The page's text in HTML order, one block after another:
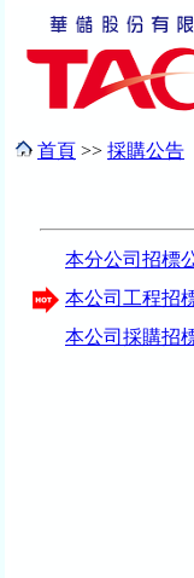
首頁 >> 採購公告
本分公司招標
本公司工程招
本公司採購招